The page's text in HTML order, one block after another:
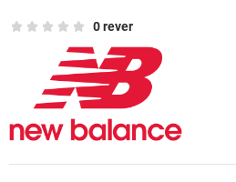
0 rever